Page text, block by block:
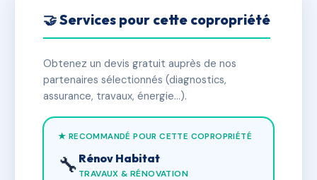
🤝 Services pour cette copropriété
Obtenez un devis gratuit auprès de nos
partenaires sélectionnés (diagnostics,
assurance, travaux, énergie…).
★ RECOMMANDÉ POUR CETTE COPROPRIÉTÉ
🔧 Rénov Habitat
TRAVAUX & RÉNOVATION